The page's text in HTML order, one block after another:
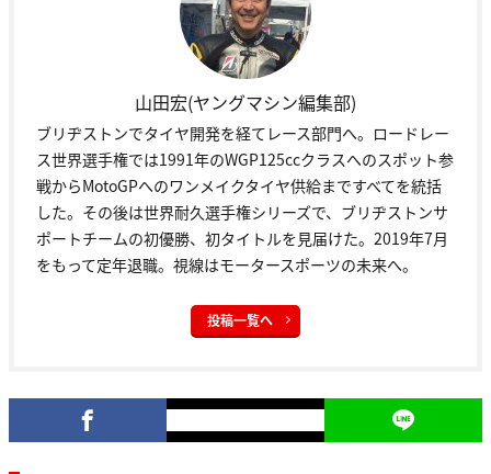
山田宏(ヤングマシン編集部)
ブリヂストンでタイヤ開発を経てレース部門へ。ロードレー
ス世界選手権では1991年のWGP125ccクラスへのスポット参
戦からMotoGPへのワンメイクタイヤ供給まですべてを統括
した。その後は世界耐久選手権シリーズで、ブリヂストンサ
ポートチームの初優勝、初タイトルを見届けた。2019年7月
をもって定年退職。視線はモータースポーツの未来へ。
投稿一覧へ